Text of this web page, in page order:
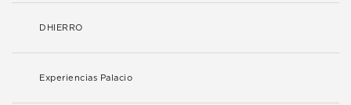
DHIERRO
Experiencias Palacio